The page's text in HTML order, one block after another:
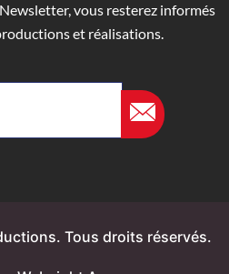
vous resterez informés
et réalisations.
Tous droits réservés.